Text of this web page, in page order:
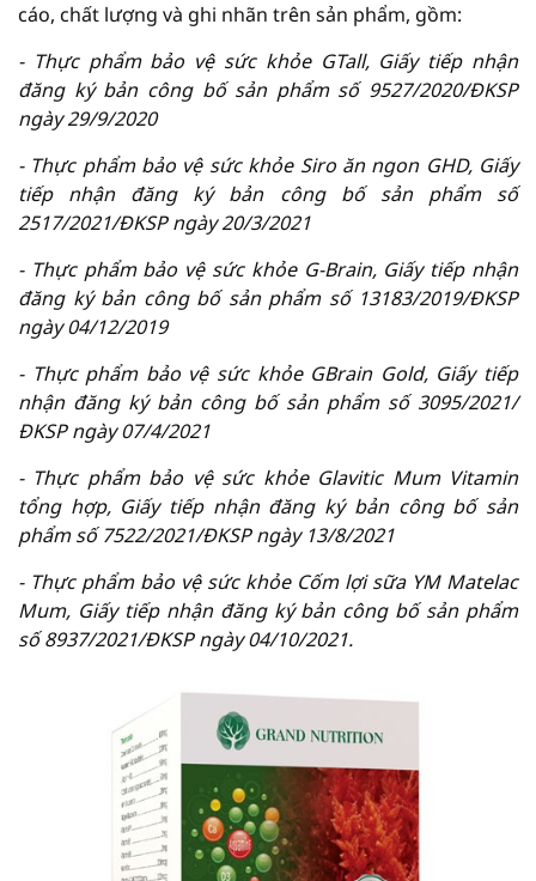
cáo, chất lượng và ghi nhãn trên sản phẩm, gồm:
- Thực phẩm bảo vệ sức khỏe GTall, Giấy tiếp nhận
đăng ký bản công bố sản phẩm số 9527/2020/ĐKSP
ngày 29/9/2020
- Thực phẩm bảo vệ sức khỏe Siro ăn ngon GHD, Giấy
tiếp nhận đăng ký bản công bố sản phẩm số
2517/2021/ĐKSP ngày 20/3/2021
- Thực phẩm bảo vệ sức khỏe G-Brain, Giấy tiếp nhận
đăng ký bản công bố sản phẩm số 13183/2019/ĐKSP
ngày 04/12/2019
- Thực phẩm bảo vệ sức khỏe GBrain Gold, Giấy tiếp
nhận đăng ký bản công bố sản phẩm số 3095/2021/
ĐKSP ngày 07/4/2021
- Thực phẩm bảo vệ sức khỏe Glavitic Mum Vitamin
tổng hợp, Giấy tiếp nhận đăng ký bản công bố sản
phẩm số 7522/2021/ĐKSP ngày 13/8/2021
- Thực phẩm bảo vệ sức khỏe Cốm lợi sữa YM Matelac
Mum, Giấy tiếp nhận đăng ký bản công bố sản phẩm
số 8937/2021/ĐKSP ngày 04/10/2021.